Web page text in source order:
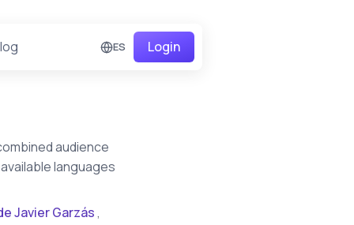
ES Login
audience
languages
Javier Garzás,